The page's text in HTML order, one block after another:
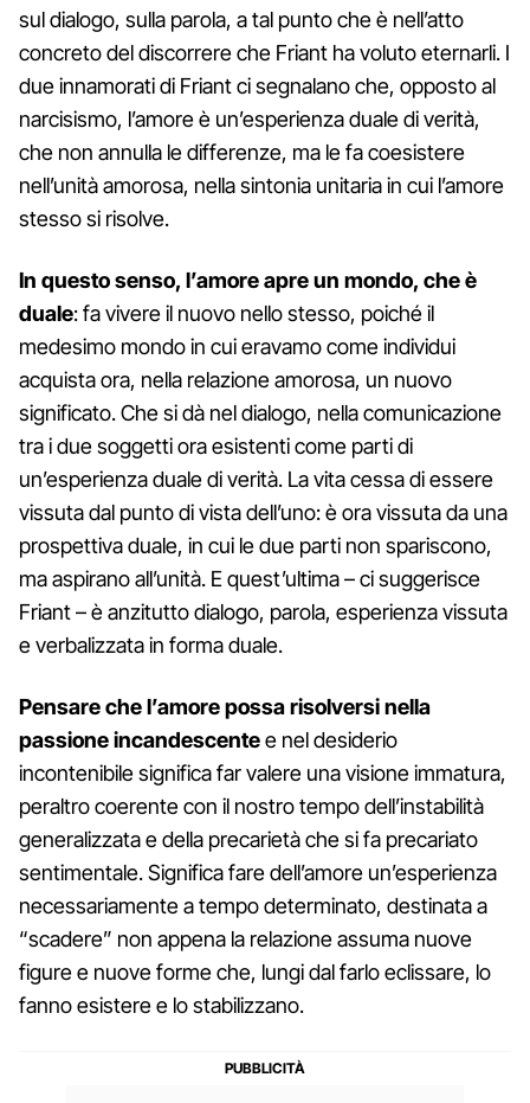
sul dialogo, sulla parola, a tal punto che è nell’atto
concreto del discorrere che Friant ha voluto eternarli. I
due innamorati di Friant ci segnalano che, opposto al
narcisismo, l’amore è un’esperienza duale di verità,
che non annulla le differenze, ma le fa coesistere
nell’unità amorosa, nella sintonia unitaria in cui l’amore
stesso si risolve.
In questo senso, l’amore apre un mondo, che è
duale: fa vivere il nuovo nello stesso, poiché il
medesimo mondo in cui eravamo come individui
acquista ora, nella relazione amorosa, un nuovo
significato. Che si dà nel dialogo, nella comunicazione
tra i due soggetti ora esistenti come parti di
un’esperienza duale di verità. La vita cessa di essere
vissuta dal punto di vista dell’uno: è ora vissuta da una
prospettiva duale, in cui le due parti non spariscono,
ma aspirano all’unità. E quest’ultima – ci suggerisce
Friant – è anzitutto dialogo, parola, esperienza vissuta
e verbalizzata in forma duale.
Pensare che l’amore possa risolversi nella
passione incandescentee nel desiderio
incontenibile significa far valere una visione immatura,
peraltro coerente con il nostro tempo dell’instabilità
generalizzata e della precarietà che si fa precariato
sentimentale. Significa fare dell’amore un’esperienza
necessariamente a tempo determinato, destinata a
“scadere” non appena la relazione assuma nuove
figure e nuove forme che, lungi dal farlo eclissare, lo
fanno esistere e lo stabilizzano.